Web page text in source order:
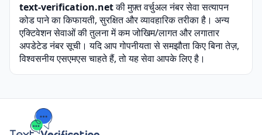
text-verification.netकीमुफ़्त वर्चुअल नंबरसेवा सत्यापन
कोड पाने का किफायती, सुरक्षित और व्यावहारिक तरीका है। अन्य
एक्टिवेशन सेवाओं की तुलना में कम जोखिम/लागत और लगातार
अपडेटेड नंबर सूची। यदि आप गोपनीयता से समझौता किए बिना तेज़,
विश्वसनीय एसएमएस चाहते हैं, तो यह सेवा आपके लिए है।